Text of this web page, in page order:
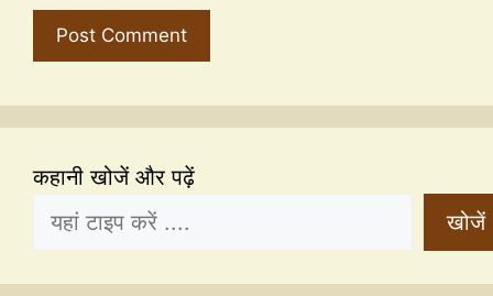
कहानी खोजें और पढ़ें
खोजें